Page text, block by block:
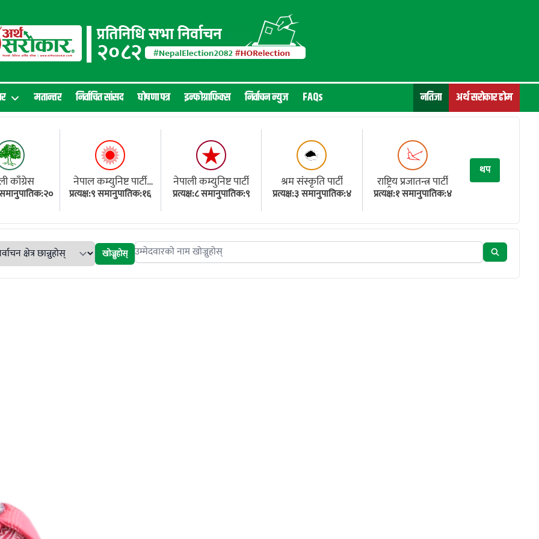
नतिजा अर्थ सरोकार होम
मतान्तर निर्वाचित सांसद घोषणा पत्र इन्फोग्राफिक्स निर्वाचन न्युज FAQs
काँग्रेस
समानुपातिक:२०
नेपाल कम्युनिष्ट पार्टी
(एमाले)
प्रत्यक्ष:९ समानुपातिक:१६
नेपाली कम्युनिष्ट पार्टी
प्रत्यक्ष:८ समानुपातिक:९
श्रम संस्कृति पार्टी
प्रत्यक्ष:३ समानुपातिक:४
राष्ट्रिय प्रजातन्त्र पार्टी
प्रत्यक्ष:१ समानुपातिक:४
थप
खोज्नुहोस् Search candidates